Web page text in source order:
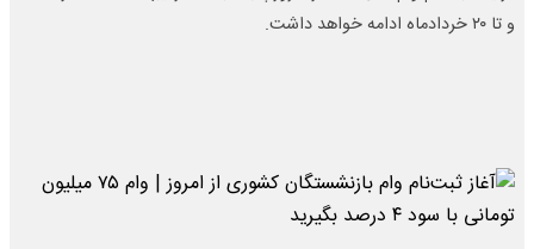
و تا ۲۰ خردادماه ادامه خواهد داشت.